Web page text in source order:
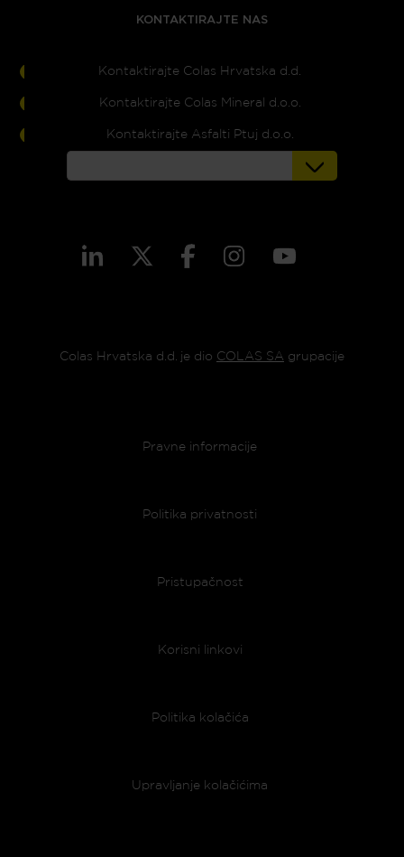
KONTAKTIRAJTE NAS
Kontaktirajte Colas Hrvatska d.d.
Kontaktirajte Colas Mineral d.o.o.
Kontaktirajte Asfalti Ptuj d.o.o.
Colas Hrvatska d.d. je dio COLAS SA grupacije
Footer menu
Pravne informacije
Politika privatnosti
Pristupačnost
Korisni linkovi
Politika kolačića
Upravljanje kolačićima